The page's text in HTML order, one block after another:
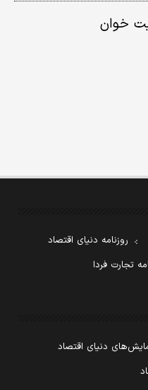
خوان
روزنامه دنیای اقتصاد
تجارت فردا
دنیای اقتصاد